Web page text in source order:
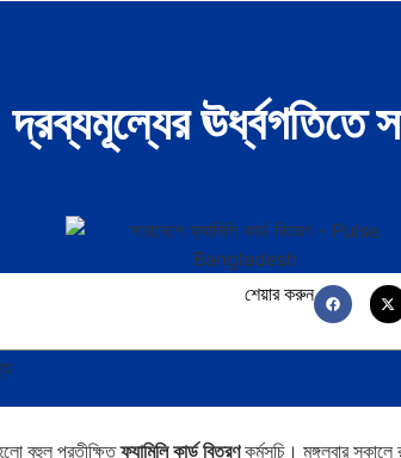
দ্রব্যমূল্যের
শেয়ার করুন
বহুল প্রতীক্ষিতফ্যামিলি কার্ড বিতরণকর্মসূচি। মঙ্গলবার সকালে